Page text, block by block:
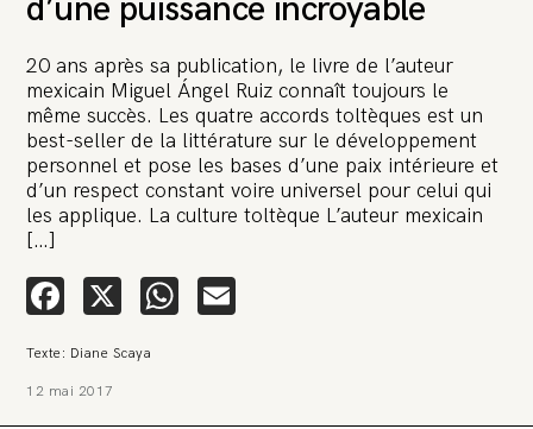
d’une puissance incroyable
20 ans après sa publication, le livre de l’auteur
mexicain Miguel Ángel Ruiz connaît toujours le
même succès. Les quatre accords toltèques est un
best-seller de la littérature sur le développement
personnel et pose les bases d’une paix intérieure et
d’un respect constant voire universel pour celui qui
les applique. La culture toltèque L’auteur mexicain
[…]
Facebook
X WhatsApp
Texte: Diane Scaya
12 mai 2017
🚨 L’heure est grave. Une
multinationale tente d’anéantir La
Relève et La Peste 🤯
🔥 Le groupe Pierre Fabre, qui pèse 3,2 milliards d’euros, nous
attaque en justice. Vous savez comment cela s’appelle ?
l’anonymat d’un habitant inquiet pour sa santé. Et aujourd’hui elle
veut nous faire taire. Cette procédure bâillon vise à nous affaiblir et,
peut-être, à nous faire disparaître. Pour nous sauver, nous lançons
aujourd’hui une grande campagne de soutien avec un premier